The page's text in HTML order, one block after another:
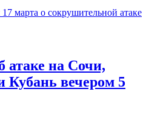
атаке на Сочи,
Кубань вечером 5